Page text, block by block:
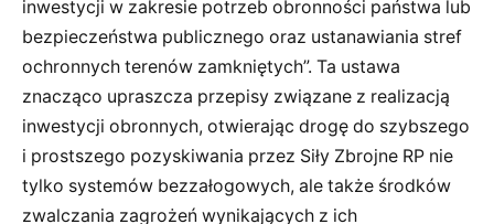
inwestycji w zakresie potrzeb obronności państwa lub
bezpieczeństwa publicznego oraz ustanawiania stref
ochronnych terenów zamkniętych”. Ta ustawa
znacząco upraszcza przepisy związane z realizacją
inwestycji obronnych, otwierając drogę do szybszego
i prostszego pozyskiwania przez Siły Zbrojne RP nie
tylko systemów bezzałogowych, ale także środków
zwalczania zagrożeń wynikających z ich